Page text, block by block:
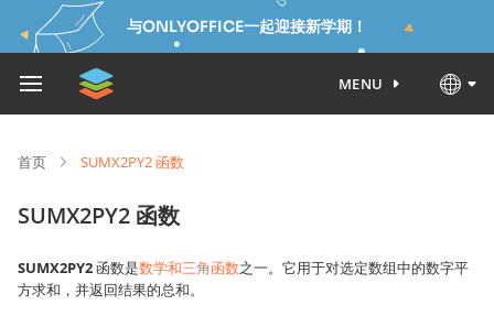
与ONLYOFFICE一起迎接新学期！
MENU
首页 SUMX2PY2 函数
SUMX2PY2 函数
SUMX2PY2函数是数学和三角函数之一。它用于对选定数组中的数字平
方求和，并返回结果的总和。